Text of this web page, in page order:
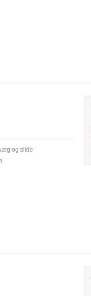
og slide